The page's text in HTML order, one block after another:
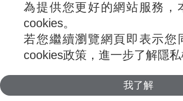
© 2024 RTI (Radio Taiwan
All rights reserved.
為提供您更好的網站服務，
cookies。
若您繼續瀏覽網頁即表示您
cookies政策，進一步了解隱私
我了解